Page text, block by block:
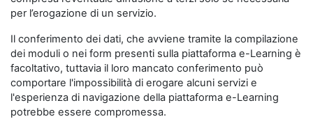
per l’erogazione di un servizio.
Il conferimento dei dati, che avviene tramite la compilazione
dei moduli o nei form presenti sulla piattaforma e-Learning è
facoltativo, tuttavia il loro mancato conferimento può
comportare l'impossibilità di erogare alcuni servizi e
l'esperienza di navigazione della piattaforma e-Learning
potrebbe essere compromessa.